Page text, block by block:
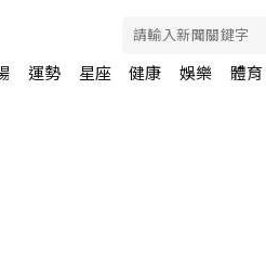
運勢 星座 健康 娛樂 體育